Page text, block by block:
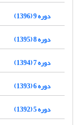
دوره 9 (1396)
دوره 8 (1395)
دوره 7 (1394)
دوره 6 (1393)
دوره 5 (1392)